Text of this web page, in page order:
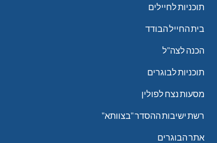
תוכניות לחיילים
בית החייל הבודד
הכנה לצה"ל
תוכניות לבוגרים
מסעות נצח לפולין
רשת ישיבות ההסדר "בצוותא"
אתר הבוגרים